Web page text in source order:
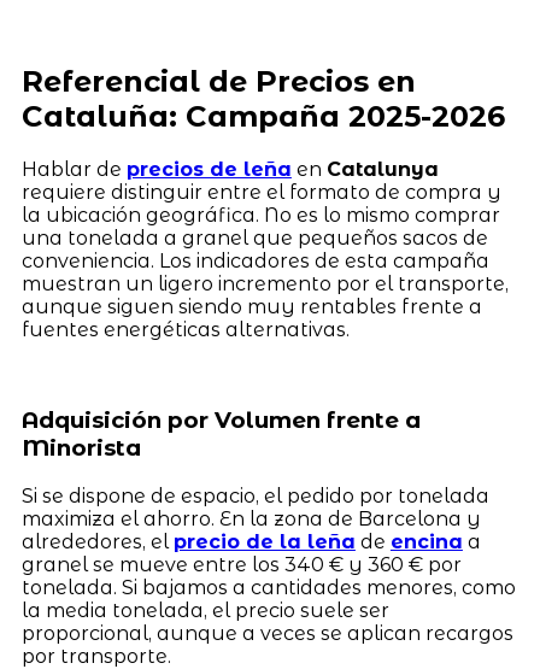
Referencial de Precios en
Cataluña: Campaña 2025-2026
Hablar de precios de leña en Catalunya
requiere distinguir entre el formato de compra y
la ubicación geográfica. No es lo mismo comprar
una tonelada a granel que pequeños sacos de
conveniencia. Los indicadores de esta campaña
muestran un ligero incremento por el transporte,
aunque siguen siendo muy rentables frente a
fuentes energéticas alternativas.
Adquisición por Volumen frente a
Minorista
Si se dispone de espacio, el pedido por tonelada
maximiza el ahorro. En la zona de Barcelona y
alrededores, el precio de la leña de encina a
granel se mueve entre los 340 € y 360 € por
tonelada. Si bajamos a cantidades menores, como
la media tonelada, el precio suele ser
proporcional, aunque a veces se aplican recargos
por transporte.